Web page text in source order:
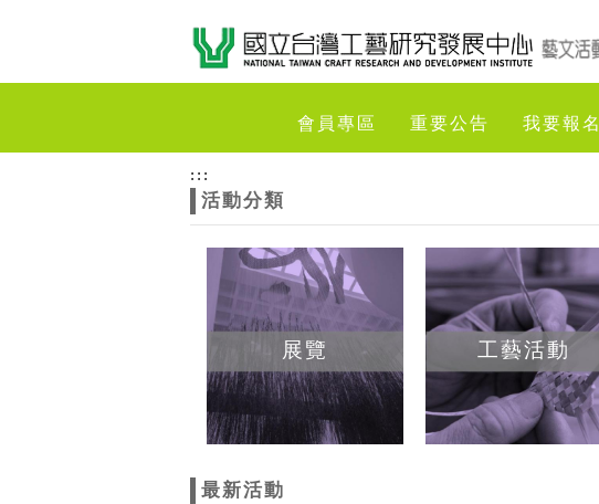
會員專區 重要公告 我要報名
:::
活動分類
展覽 工藝活動
最新活動